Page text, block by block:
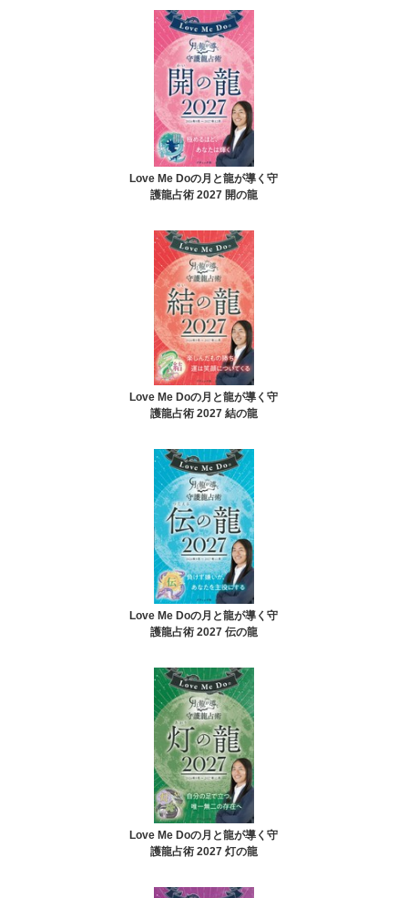
Love Me Doの月と龍が導く守
護龍占術 2027 開の龍
Love Me Doの月と龍が導く守
護龍占術 2027 結の龍
Love Me Doの月と龍が導く守
護龍占術 2027 伝の龍
Love Me Doの月と龍が導く守
護龍占術 2027 灯の龍